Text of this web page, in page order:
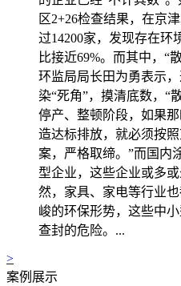
区2+26检查结果，在京
过14200家，发现存在环
比接近69%。而其中，“
环监局局长田为勇表示
染“死角”，摸清底数，“
停产、整顿阶段，如果
造达标排放，就必须按
案，严格取缔。”而国内
型企业，这些企业或多
然，家具、家电等行业
峻的环保形势，这些中
查封的危险。...
>
案例展示